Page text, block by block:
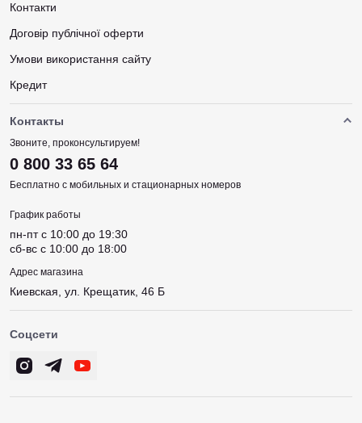
Контакти
Договір публічної оферти
Умови використання сайту
Кредит
Контакты
Звоните, проконсультируем!
0 800 33 65 64
Бесплатно с мобильных и стационарных номеров
График работы
пн-пт c 10:00 до 19:30
сб-вс c 10:00 до 18:00
Адрес магазина
Киевская, ул. Крещатик, 46 Б
Соцсети